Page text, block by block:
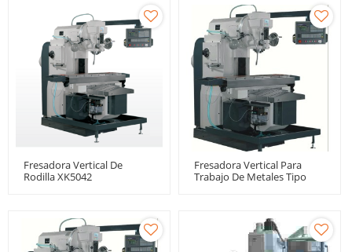
Fresadora Vertical De
Rodilla XK5042
Fresadora Vertical Para
Trabajo De Metales Tipo